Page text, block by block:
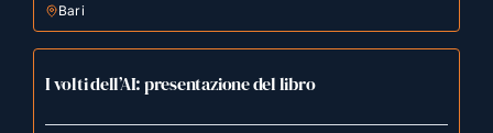
Bari
I volti dell’AI: presentazione del libro